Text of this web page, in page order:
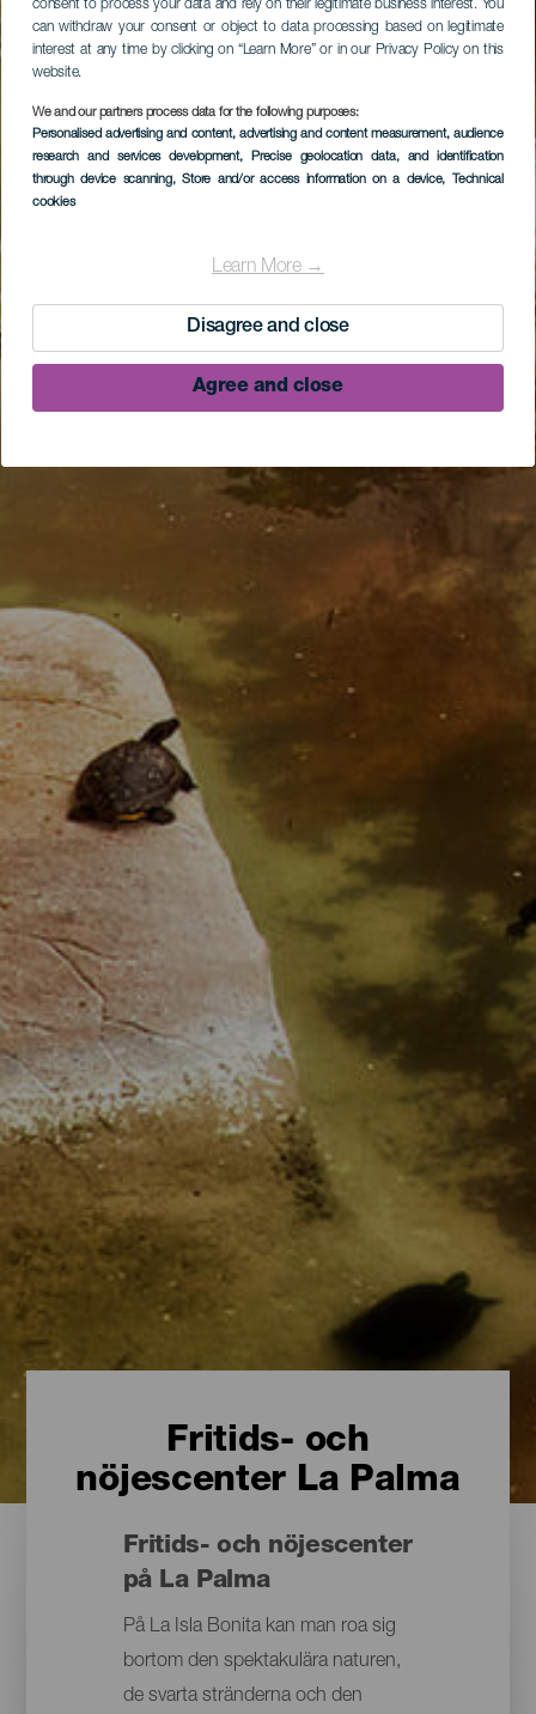
consent to process your data and rely on their legitimate business interest. You
can withdraw your consent or object to data processing based on legitimate
interest at any time by clicking on “Learn More” or in our Privacy Policy on this
website.
We and our partners process data for the following purposes:
Personalised advertising and content, advertising and content measurement, audience
research and services development, Precise geolocation data, and identification
through device scanning, Store and/or access information on a device, Technical
cookies
Learn More →
Disagree and close
Agree and close
Fritids- och
nöjescenter La Palma
Fritids- och nöjescenter
på La Palma
På La Isla Bonita kan man roa sig
bortom den spektakulära naturen,
de svarta stränderna och den